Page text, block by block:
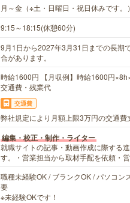
月～金（※土・日曜日・祝日休みです。）
9:15～18:15(休憩60分)
9月1日から2027年3月31日までの長期
合があります。
時給1600円 【月収例】時給1600円
交通費・残業代
交通費
弊社規定により月額上限3万円の交通費
編集・校正・制作・ライター
就職サイトの記事・動画作成に際する
す。・営業担当から取材手配を依頼・
職種未経験OK / ブランクOK / パソコン
要
※未経験OKです！